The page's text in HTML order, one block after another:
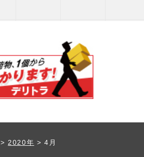
>2020年 >4月